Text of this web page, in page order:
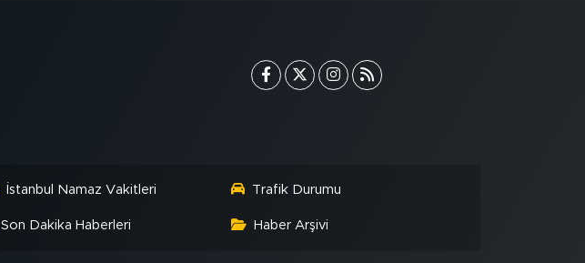
İstanbul Namaz Vakitleri Trafik Durumu
Son Dakika Haberleri Haber Arşivi